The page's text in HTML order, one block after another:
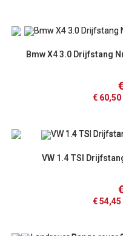
Bmw X4 3.0 Drijfstang
€ 60,50
VW 1.4 TSI
€54,45